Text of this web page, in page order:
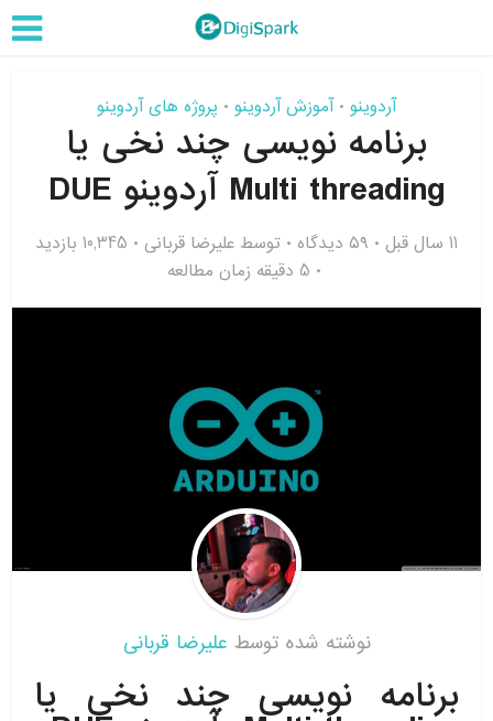
آردوینو • آموزش آردوینو • پروژه های آردوینو
برنامه نویسی چند نخی یا
Multi threading آردوینو DUE
11 سال قبل ۵۹ دیدگاه توسط علیرضا قربانی
10,345 بازدید
5 دقیقه زمان مطالعه
نوشته شده توسط علیرضا قربانی
برنامه نویسی چند نخی یا